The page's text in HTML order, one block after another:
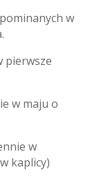
w
pierwsze
w maju o
w
kaplicy)